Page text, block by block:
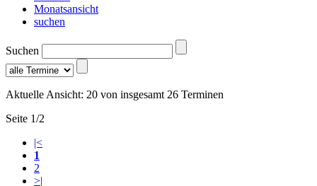
Monatsansicht
suchen
Suchen
Aktuelle Ansicht: 20 von insgesamt 26 Terminen
Seite 1/2
|<
1
2
>|